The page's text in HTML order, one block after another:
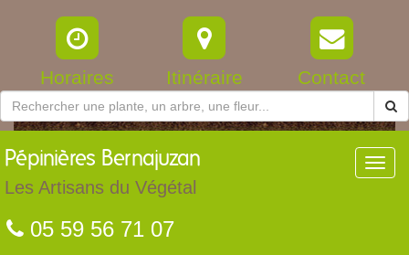
Horaires Itinéraire Contact
Pépinières Bernajuzan
Les Artisans du Végétal
05 59 56 71 07